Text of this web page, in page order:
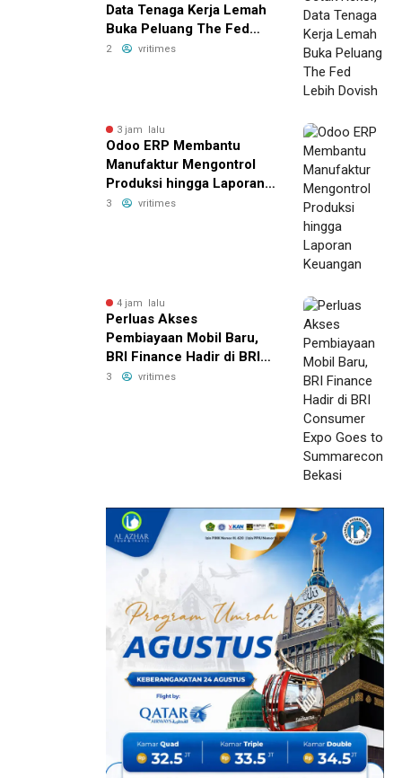
Data Tenaga Kerja Lemah
Buka Peluang The Fed
Lebih Dovish
2 vritimes
3 jam lalu
Odoo ERP Membantu
Manufaktur Mengontrol
Produksi hingga Laporan
Keuangan
3 vritimes
4 jam lalu
Perluas Akses
Pembiayaan Mobil Baru,
BRI Finance Hadir di BRI
Consumer Expo Goes to
3 vritimes